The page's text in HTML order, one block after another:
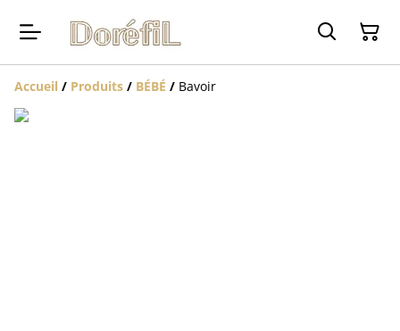
Accueil / Produits / BÉBÉ / Bavoir